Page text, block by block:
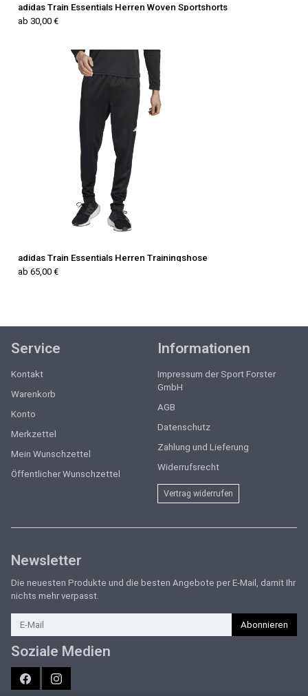
adidas Train Essentials Herren Woven Sportshorts
ab 30,00 €
adidas Train Essentials Herren Trainingshose
ab 65,00 €
Service
Kontakt
Warenkorb
Konto
Merkzettel
Mein Wunschzettel
Öffentlicher Wunschzettel
Informationen
Impressum der Sport Forster
GmbH
AGB
Datenschutz
Zahlung und Lieferung
Widerrufsrecht
Vertrag widerrufen
Newsletter
Die neuesten Produkte und die besten Angebote per E-Mail, damit Ihr
nichts mehr verpasst.
Newsletter
Abonnieren
Soziale Medien
FacebookInstagram